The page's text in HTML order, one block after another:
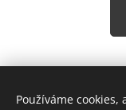
© 2026 Reality
Používáme